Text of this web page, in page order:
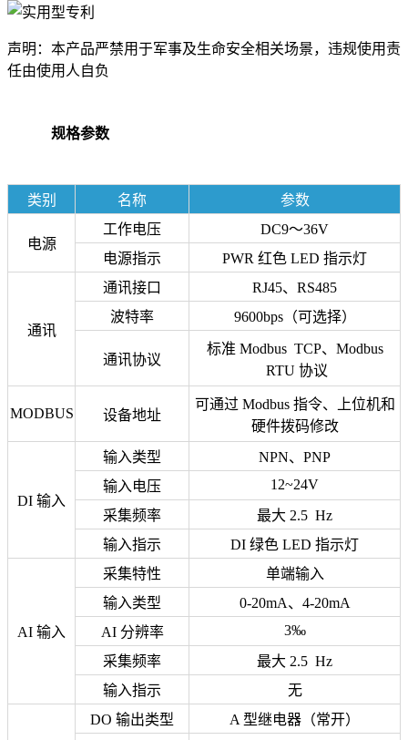
声明：本产品严禁用于军事及生命安全相关场景，违规使用责
任由使用人自负
规格参数
类别 名称 参数
电源
工作电压
DC9～36V
电源指示
PWR 红色 LED 指示灯
通讯
通讯接口
RJ45、RS485
波特率
9600bps（可选择）
通讯协议
标准 Modbus TCP、Modbus
RTU 协议
MODBUS 设备地址
可通过 Modbus 指令、上位机和
硬件拨码修改
DI 输入
输入类型
NPN、PNP
输入电压
12~24V
采集频率
最大 2.5 Hz
输入指示
DI 绿色 LED 指示灯
AI 输入
采集特性
单端输入
输入类型
0-20mA、4-20mA
AI 分辨率
3‰
采集频率
最大 2.5 Hz
输入指示
无
DO 输出类型
A 型继电器（常开）